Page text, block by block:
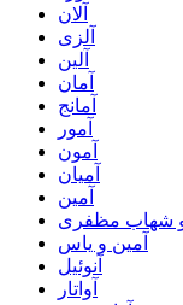
آلان
آلزی
آلین
آمان
آمانج
آمور
آمون
آمیان
آمین
و شهاب مظفری
آمین و یاس
آنوئیل
آواتار